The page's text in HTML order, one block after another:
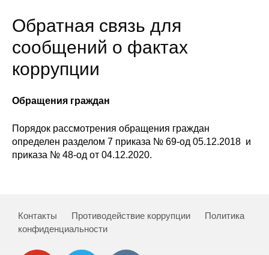
Противодействие коррупции
Материалы для СМИ
Публикации
Научная жизнь
Издания
О журнале
Обратная связь для
сообщений о фактах
коррупции
Обращения граждан
Порядок рассмотрения обращения граждан
определен разделом 7 приказа № 69-од 05.12.2018 и
приказа № 48-од от 04.12.2020.
Контакты Противодействие коррупции
Политика
конфиденциальности